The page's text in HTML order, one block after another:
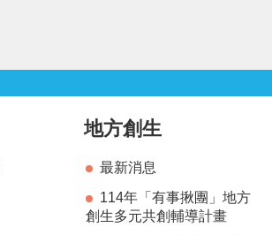
地方創生
最新消息
114年「有事揪團」地方
創生多元共創輔導計畫